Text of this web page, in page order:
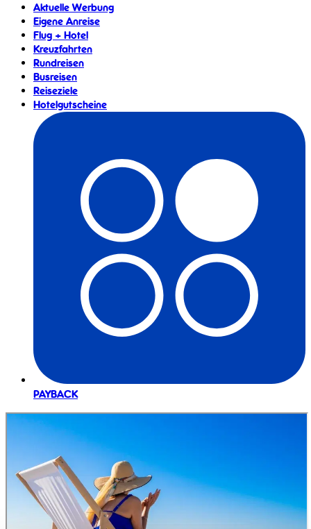
Aktuelle Werbung
Eigene Anreise
Flug + Hotel
Kreuzfahrten
Rundreisen
Busreisen
Reiseziele
Hotelgutscheine
PAYBACK